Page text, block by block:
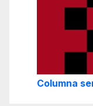
Columna